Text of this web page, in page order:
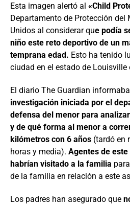
Esta imagen alertó al «Child
Departamento de Protección del
Unidos al considerar que podía
niño este reto deportivo de un
temprana edad. Esto ha tenido
ciudad en el estado de Louisville
El diario The Guardian
investigación iniciada por el
defensa del menor para
y de qué forma al menor a
kilómetros con 6 años (tardó en
horas y media). Agentes de
habrían visitado a la familia
de la familia en relación a este
Los padres han asegurado que